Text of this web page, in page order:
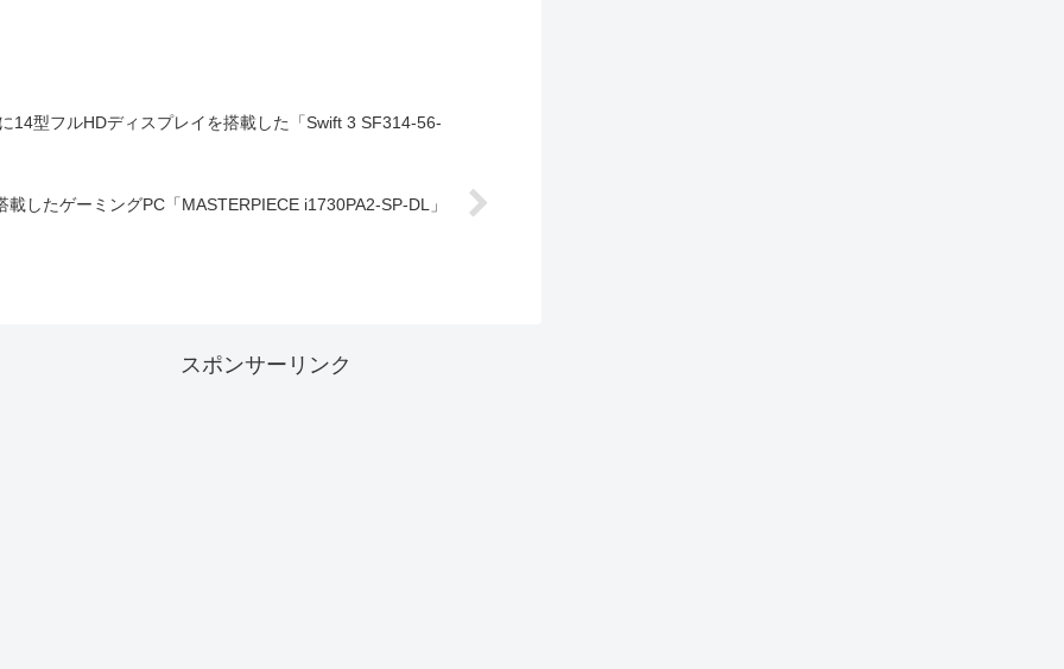
14型フルHDディスプレイを搭載した「Swift 3 SF314-56-
したゲーミングPC「MASTERPIECE i1730PA2-SP-DL」
スポンサーリンク